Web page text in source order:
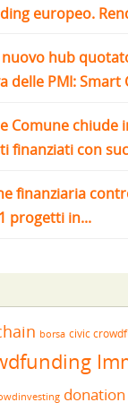
europeo.
nuovo hub
delle PMI: Smart
Comune
finanziati con
finanziaria
progetti in...
borsa civic